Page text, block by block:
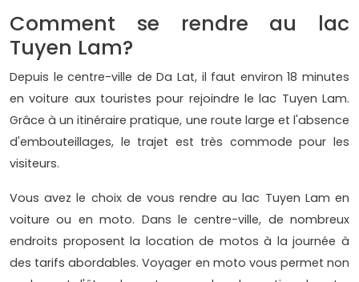
Comment se rendre au lac
Tuyen Lam?
Depuis le centre-ville de Da Lat, il faut environ 18 minutes
en voiture aux touristes pour rejoindre le lac Tuyen Lam.
Grâce à un itinéraire pratique, une route large et l'absence
d'embouteillages, le trajet est très commode pour les
visiteurs.
Vous avez le choix de vous rendre au lac Tuyen Lam en
voiture ou en moto. Dans le centre-ville, de nombreux
endroits proposent la location de motos à la journée à
des tarifs abordables. Voyager en moto vous permet non